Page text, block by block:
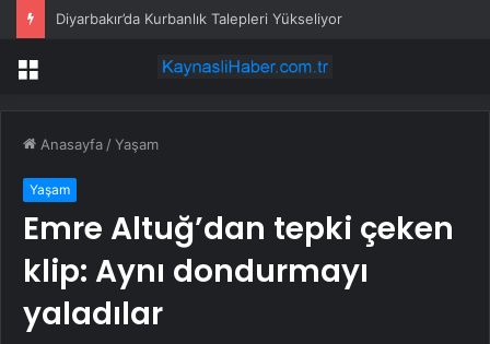
Diyarbakır’da Kurbanlık Talepleri Yükseliyor
Menü
Anasayfa /Yaşam
Yaşam
Emre Altuğ’dan tepki çeken
klip: Aynı dondurmayı
yaladılar